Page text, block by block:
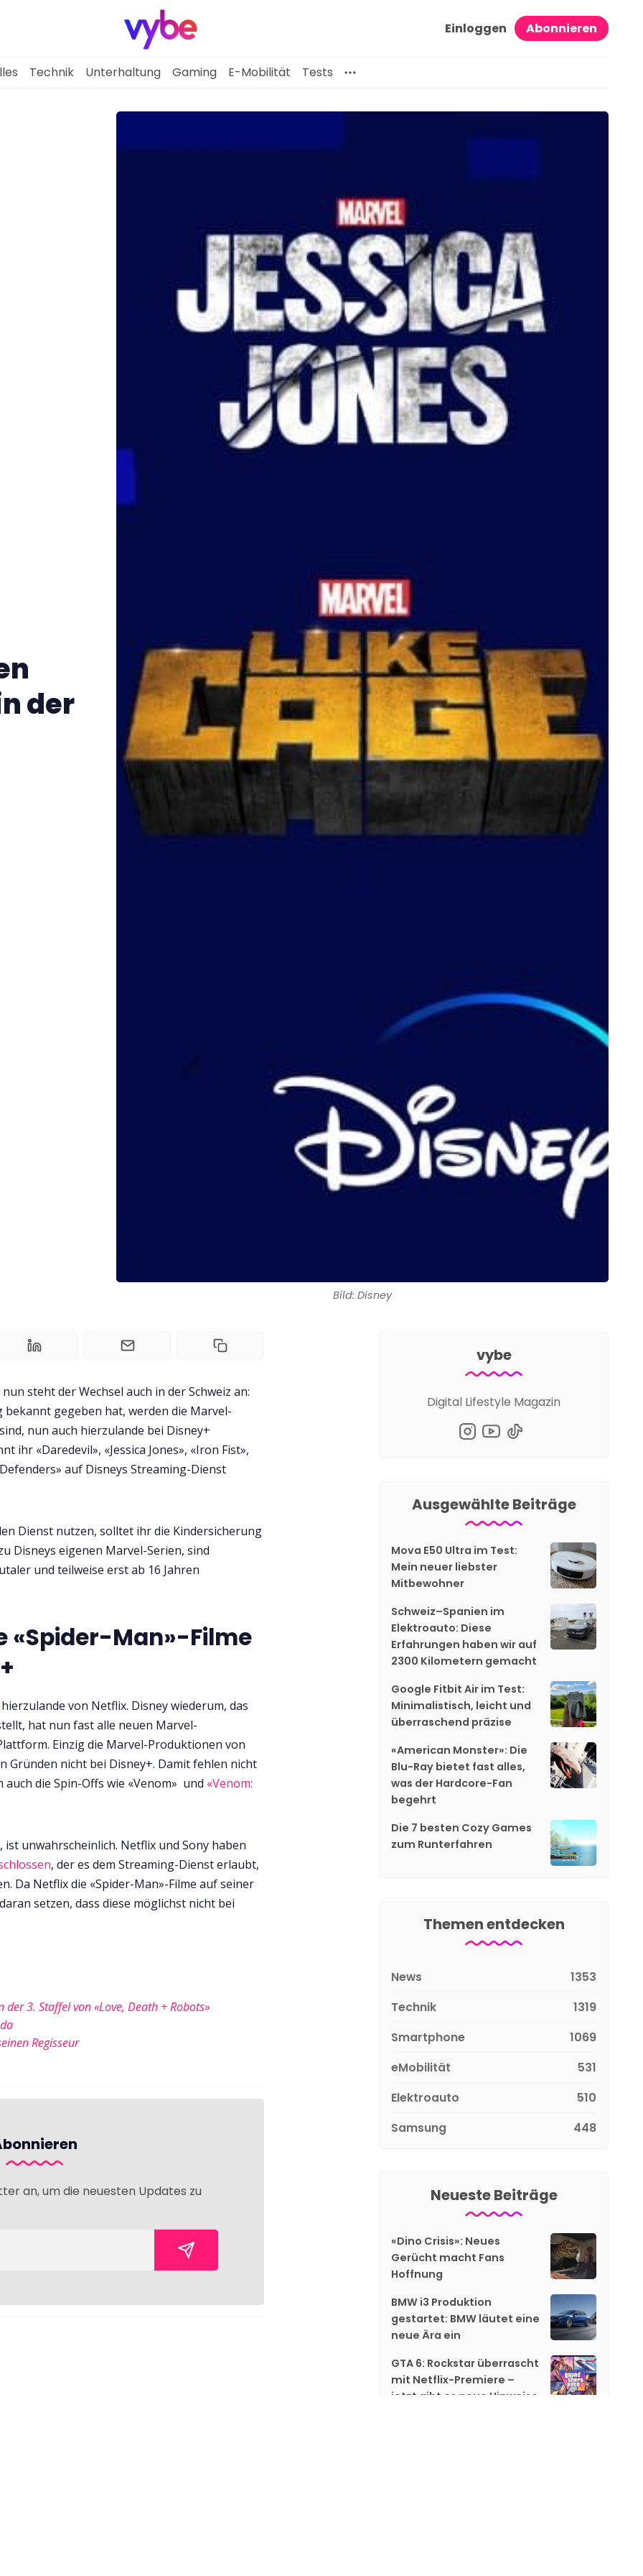
E-Mobilität
Einloggen Abonnieren
Technik Unterhaltung Gaming E-Mobilität Tests
Bild: Disney
der
steht der Wechsel auch in der Schweiz an:
gegeben hat, werden die Marvel-
nun auch hierzulande bei Disney+
ihr «Daredevil», «Jessica Jones», «Iron Fist»,
auf Disneys Streaming-Dienst
Dienst nutzen, solltet ihr die Kindersicherung
Disneys eigenen Marvel-Serien, sind
und teilweise erst ab 16 Jahren
«Spider-Man»-Filme
von Netflix. Disney wiederum, das
hat nun fast alle neuen Marvel-
Einzig die Marvel-Produktionen von
Gründen nicht bei Disney+. Damit fehlen nicht
die Spin-Offs wie «Venom» und «Venom:
ist unwahrscheinlich. Netflix und Sony haben
, der es dem Streaming-Dienst erlaubt,
Da Netflix die «Spider-Man»-Filme auf seiner
setzen, dass diese möglichst nicht bei
3. Staffel von «Love, Death + Robots»
Regisseur
an, um die neuesten Updates zu
vybe
Digital Lifestyle Magazin
Ausgewählte Beiträge
Mova E50 Ultra im Test:
Mein neuer liebster
Mitbewohner
Schweiz–Spanien im
Elektroauto: Diese
Erfahrungen haben wir auf
2300 Kilometern gemacht
Google Fitbit Air im Test:
Minimalistisch, leicht und
überraschend präzise
«American Monster»: Die
Blu-Ray bietet fast alles,
was der Hardcore-Fan
begehrt
Die 7 besten Cozy Games
zum Runterfahren
Themen entdecken
News
1353
Technik
1319
Smartphone
1069
eMobilität
531
Elektroauto
510
Samsung
448
Neueste Beiträge
«Dino Crisis»: Neues
Gerücht macht Fans
Hoffnung
BMW i3 Produktion
gestartet: BMW läutet eine
neue Ära ein
GTA 6: Rockstar überrascht
mit Netflix-Premiere –
jetzt gibt es neue Hinweise